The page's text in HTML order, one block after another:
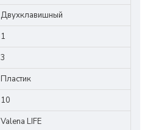
Двухклавишный
1
3
Пластик
10
Valena LIFE